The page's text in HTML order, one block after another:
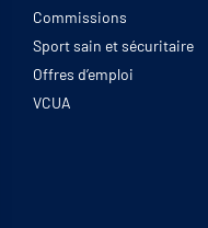
Commissions
Sport sain et sécuritaire
Offres d’emploi
VCUA